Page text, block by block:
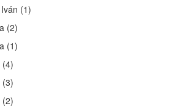
(1)
(2)
(1)
(4)
(3)
(2)